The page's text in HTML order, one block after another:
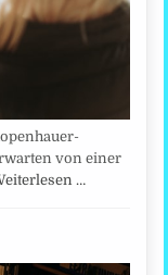
von einer
…